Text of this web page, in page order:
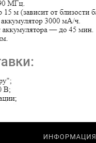
ИНФОРМАЦИЯ